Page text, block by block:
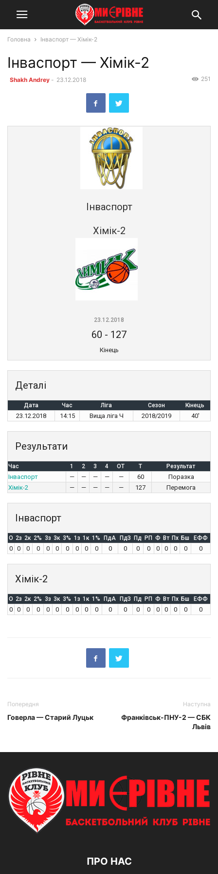
Головна Інваспорт — Хімік-2
Інваспорт — Хімік-2
Shakh Andrey - 23.12.2018 251
Інваспорт
Хімік-2
23.12.2018
60 - 127
Кінець
Деталі
Дата Час Ліга Сезон Кінець
23.12.2018 14:15 Вища ліга Ч 2018/2019 40'
Результати
Час 1 2 3 4 OT T Результат
Інваспорт — — — — — 60
Поразка
Хімік-2
— — — — — 127 Перемога
Інваспорт
O 2з 2к 2% 3з 3к 3% 1з 1к 1% ПдА ПдЗ Пд РП Ф Вт Пх Бш ЕФФ
0 0 0 0 0 0 0 0 0 0 0 0 0 0 0 0 0 0 0
Хімік-2
O 2з 2к 2% 3з 3к 3% 1з 1к 1% ПдА ПдЗ Пд РП Ф Вт Пх Бш ЕФФ
0 0 0 0 0 0 0 0 0 0 0 0 0 0 0 0 0 0 0
Попередня
Говерла — Старий Луцьк
Наступна
Франківськ-ПНУ-2 — СБК
Львів
ПРО НАС